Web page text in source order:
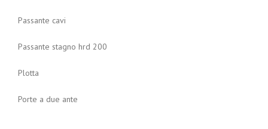
Passante cavi
Passante stagno hrd 200
Plotta
Porte a due ante